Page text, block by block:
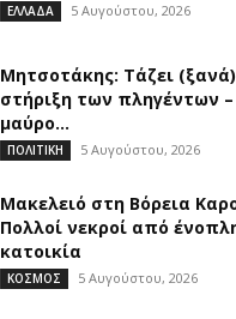
ΕΛΛΑΔΑ 5 Αυγούστου, 2026
Μητσοτάκης: Τάζει
στήριξη των πληγέντων –
μαύρο...
ΠΟΛΙΤΙΚΗ 5 Αυγούστου, 2026
Μακελειό στη Βόρεια
Πολλοί νεκροί από
κατοικία
ΚΟΣΜΟΣ 5 Αυγούστου, 2026